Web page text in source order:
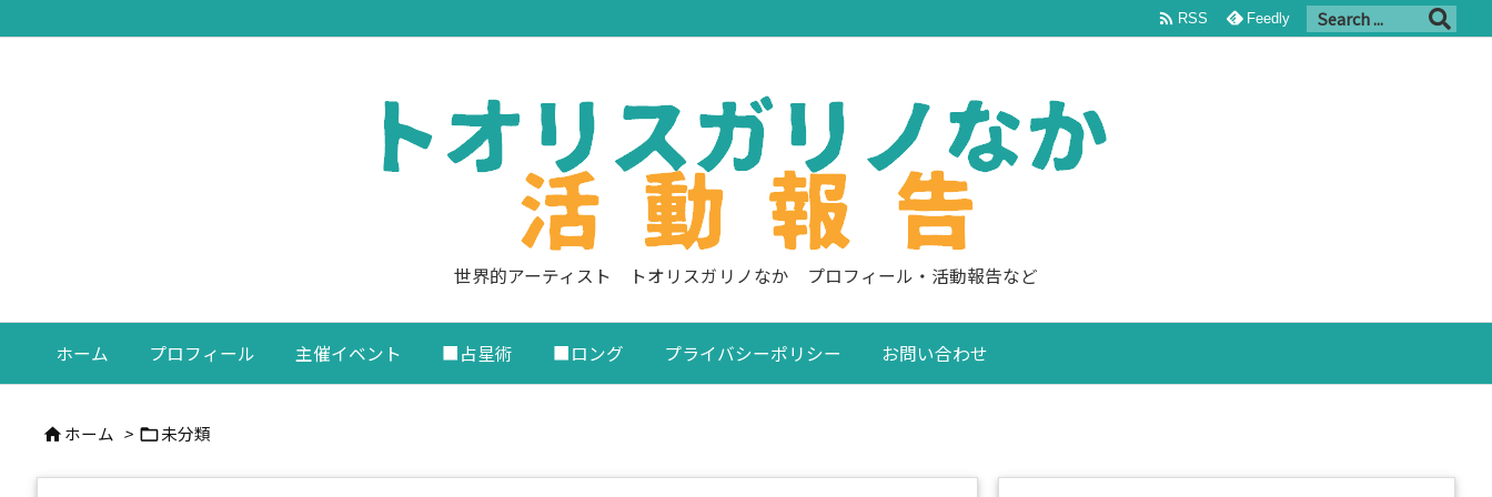
世界的アーティスト トオリスガリノなか プロフィール・活動報告など
ホーム プロフィール 主催イベント ■占星術 ■ロング プライバシーポリシー お問い合わせ
 RSS Feedly
 ホーム > 未分類